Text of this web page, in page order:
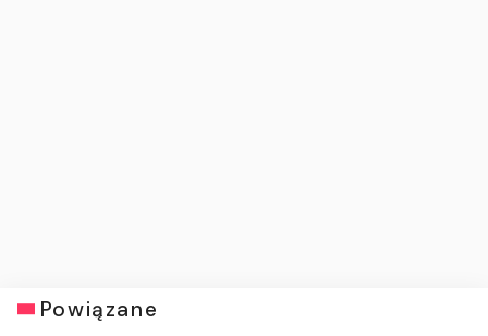
Powiązane